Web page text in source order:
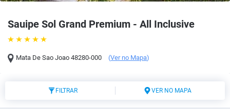
Sauipe Sol Grand Premium - All Inclusive
Mata De Sao Joao 48280-000 (Ver no Mapa)
FILTRAR VER NO MAPA